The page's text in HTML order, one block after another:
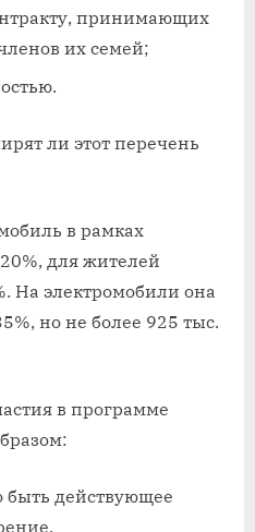
принимающих
их семей;
ли этот перечень
в рамках
для жителей
На электромобили она
но не более 925 тыс.
в программе
быть действующее